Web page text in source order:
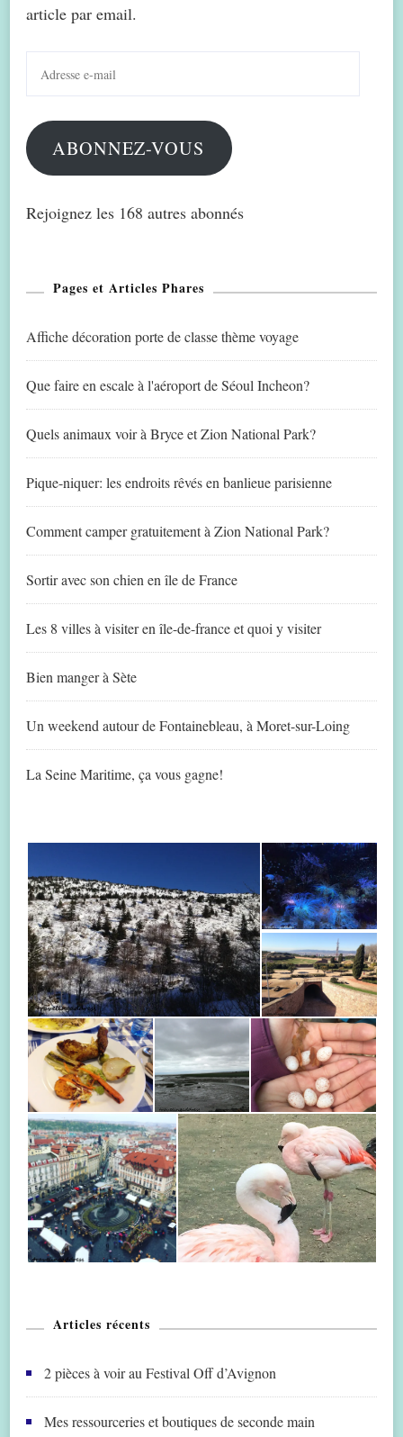
article par email.
mail
ABONNEZ-VOUS
Rejoignez les 168 autres abonnés
Pages et Articles Phares
Affiche décoration porte de classe thème voyage
Que faire en escale à l'aéroport de Séoul Incheon?
Quels animaux voir à Bryce et Zion National Park?
Pique-niquer: les endroits rêvés en banlieue parisienne
Comment camper gratuitement à Zion National Park?
Sortir avec son chien en île de France
Les 8 villes à visiter en île-de-france et quoi y visiter
Bien manger à Sète
Un weekend autour de Fontainebleau, à Moret-sur-Loing
La Seine Maritime, ça vous gagne!
Articles récents
2 pièces à voir au Festival Off d’Avignon
Mes ressourceries et boutiques de seconde main